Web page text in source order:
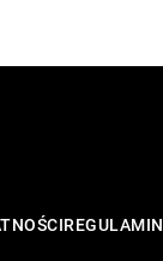
REGULAMIN